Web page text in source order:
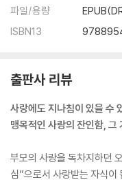
파일/용량
ISBN13
출판사 리뷰
사랑에도 지나침이 있을 수
맹목적인 사랑의 잔인함, 그
부모의 사랑을 독차지하던
심”으로서 사랑받는 자식이